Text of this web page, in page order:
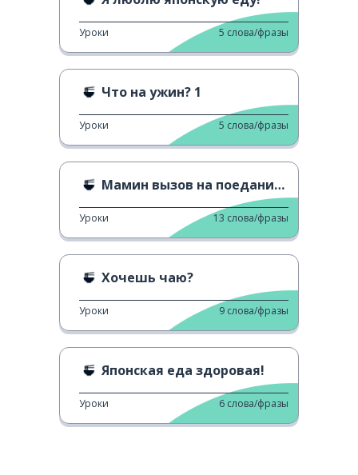
Уроки 5 слова/фразы
Что на ужин? 1
Уроки 5 слова/фразы
Мамин вызов на поедание суши
Уроки 13 слова/фразы
Хочешь чаю?
Уроки 9 слова/фразы
Японская еда здоровая!
Уроки 6 слова/фразы